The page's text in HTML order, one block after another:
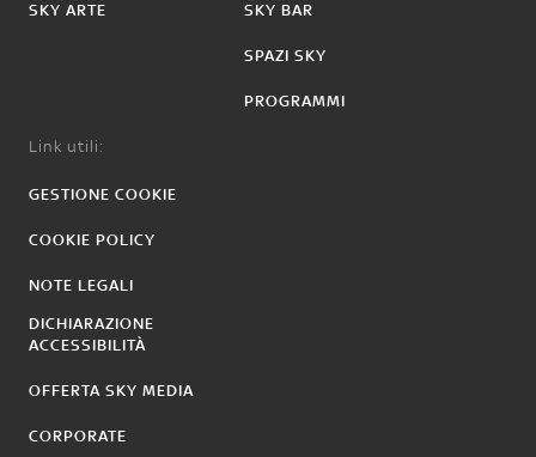
SKY ARTE SKY BAR
SPAZI SKY
PROGRAMMI
Link utili:
GESTIONE COOKIE
COOKIE POLICY
NOTE LEGALI
DICHIARAZIONE
ACCESSIBILITÀ
OFFERTA SKY MEDIA
CORPORATE